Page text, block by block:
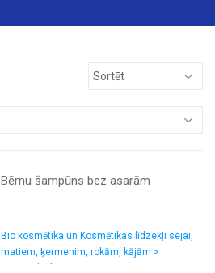
Bērnu šampūns bez asarām
Bio kosmētika un Kosmētikas līdzekļi sejai,
matiem, ķermenim, rokām, kājām >